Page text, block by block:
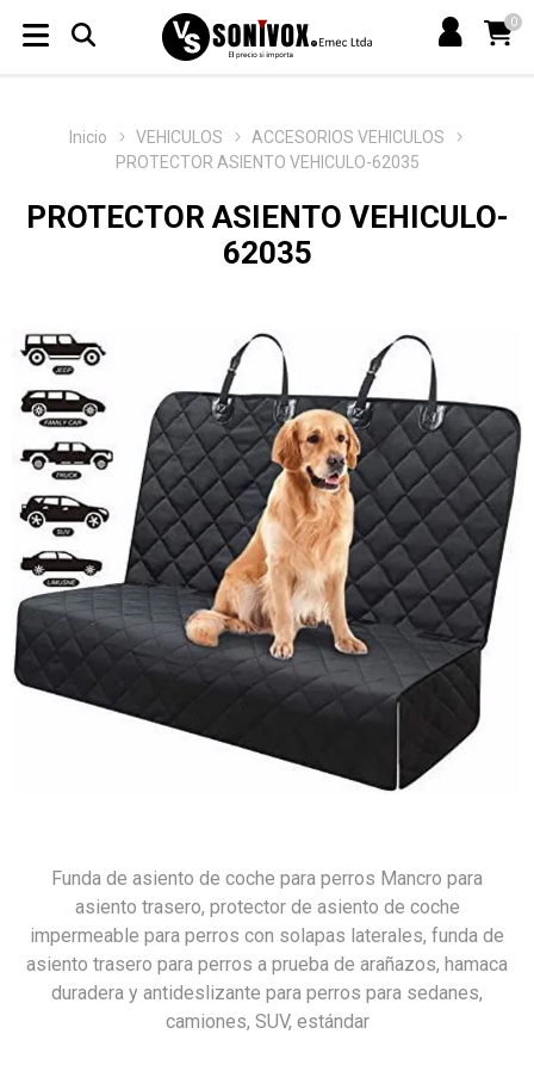
0
Inicio VEHICULOS
ACCESORIOS VEHICULOS
PROTECTOR ASIENTO VEHICULO-62035
PROTECTOR ASIENTO VEHICULO-
62035
Funda de asiento de coche para perros Mancro para
asiento trasero, protector de asiento de coche
impermeable para perros con solapas laterales, funda de
asiento trasero para perros a prueba de arañazos, hamaca
duradera y antideslizante para perros para sedanes,
camiones, SUV, estándar